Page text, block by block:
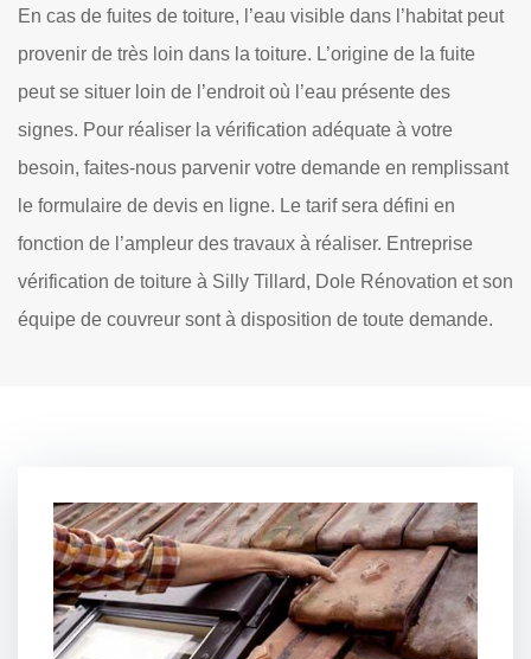
En cas de fuites de toiture, l’eau visible dans l’habitat peut
provenir de très loin dans la toiture. L’origine de la fuite
peut se situer loin de l’endroit où l’eau présente des
signes. Pour réaliser la vérification adéquate à votre
besoin, faites-nous parvenir votre demande en remplissant
le formulaire de devis en ligne. Le tarif sera défini en
fonction de l’ampleur des travaux à réaliser. Entreprise
vérification de toiture à Silly Tillard, Dole Rénovation et son
équipe de couvreur sont à disposition de toute demande.